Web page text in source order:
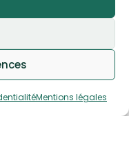
Mentions légales
Professionnelle
×
votre
?
sur